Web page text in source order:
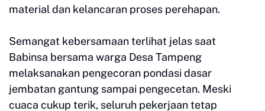
material dan kelancaran proses perehapan.
Semangat kebersamaan terlihat jelas saat
Babinsa bersama warga Desa Tampeng
melaksanakan pengecoran pondasi dasar
jembatan gantung sampai pengecetan. Meski
cuaca cukup terik, seluruh pekerjaan tetap